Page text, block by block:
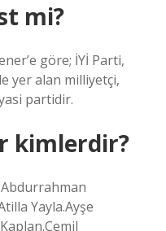
mi?
göre; İYİ Parti,
yer alan milliyetçi,
partidir.
kimlerdir?
Yayla.Ayşe